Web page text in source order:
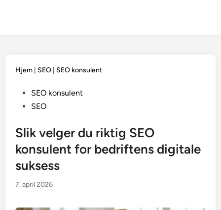
Hjem SEO SEO konsulent
PostedSEO konsulent
SEO
Slik velger du riktig SEO
konsulent for bedriftens digitale
suksess
7. april 2026